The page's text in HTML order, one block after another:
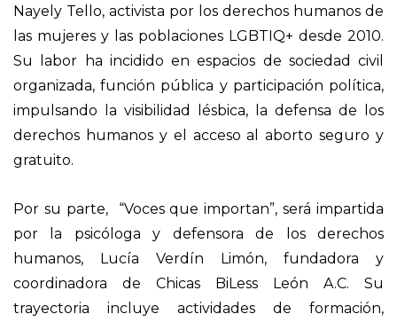
Nayely Tello, activista por los derechos humanos de
las mujeres y las poblaciones LGBTIQ+ desde 2010.
Su labor ha incidido en espacios de sociedad civil
organizada, función pública y participación política,
impulsando la visibilidad lésbica, la defensa de los
derechos humanos y el acceso al aborto seguro y
gratuito.
Por su parte, “Voces que importan”, será impartida
por la psicóloga y defensora de los derechos
humanos, Lucía Verdín Limón, fundadora y
coordinadora de Chicas BiLess León A.C. Su
trayectoria incluye actividades de formación,